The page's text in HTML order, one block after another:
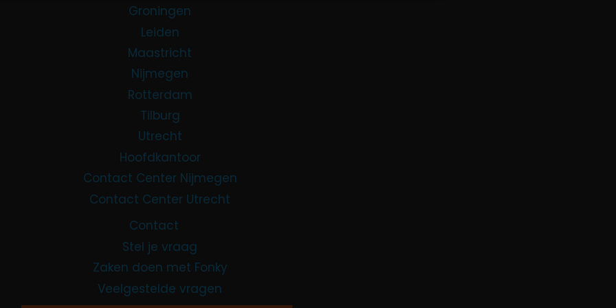
Groningen
Leiden
Maastricht
Nijmegen
Rotterdam
Tilburg
Utrecht
Hoofdkantoor
Contact Center Nijmegen
Contact Center Utrecht
Contact
Stel je vraag
Zaken doen met Fonky
Veelgestelde vragen